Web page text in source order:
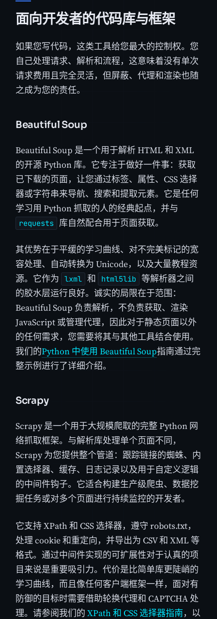
面向开发者的代码库与框架
如果您写代码，这类工具给您最大的控制权。您
自己处理请求、解析和流程，这意味着没有单次
请求费用且完全灵活，但屏蔽、代理和渲染也随
之成为您的责任。
Beautiful Soup
Beautiful Soup 是一个用于解析 HTML 和 XML
的开源 Python 库。它专注于做好一件事：获取
已下载的页面，让您通过标签、属性、CSS 选择
器或字符串来导航、搜索和提取元素。它是任何
学习用 Python 抓取的人的经典起点，并与
requests 库自然配合用于页面获取。
其优势在于平缓的学习曲线、对不完美标记的宽
容处理、自动转换为 Unicode，以及大量教程资
源。它作为 lxml 和 html5lib 等解析器之间
的胶水层运行良好。诚实的局限在于范围：
Beautiful Soup 负责解析，不负责获取、渲染
JavaScript 或管理代理，因此对于静态页面以外
的任何需求，您需要将其与其他工具结合使用。
我们的Python 中使用 Beautiful Soup指南通过完
整示例进行了详细介绍。
Scrapy
Scrapy 是一个用于大规模爬取的完整 Python 网
络抓取框架。与解析库处理单个页面不同，
Scrapy 为您提供整个管道：跟踪链接的蜘蛛、内
置选择器、缓存、日志记录以及用于自定义逻辑
的中间件钩子。它适合构建生产级爬虫、数据挖
掘任务或对多个页面进行持续监控的开发者。
它支持 XPath 和 CSS 选择器，遵守 robots.txt，
处理 cookie 和重定向，并导出为 CSV 和 XML 等
格式。通过中间件实现的可扩展性对于认真的项
目来说是重要吸引力。代价是比简单库更陡峭的
学习曲线，而且像任何客户端框架一样，面对有
防御的目标时需要借助轮换代理和 CAPTCHA 处
理。请参阅我们的 XPath 和 CSS 选择器指南，以